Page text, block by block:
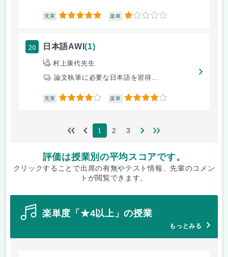
充実 5 楽単 1
20 日本語AWI(1)
村上康代先生
論文執筆に必要な日本語を習得...
充実 4 楽単 4
1 2 3
評価は授業別の平均スコアです。
クリックすることで出席の有無やテスト情報、先輩のコメン
トが閲覧できます。
楽単度「★4以上」の授業
もっとみる